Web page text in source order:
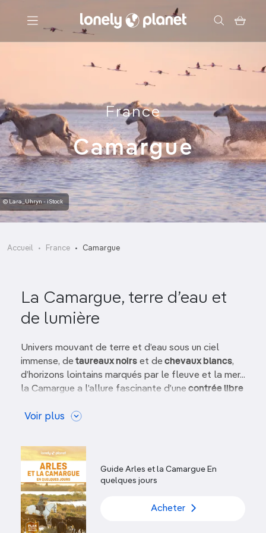
Menu
Votre recherche
France
Camargue
© Lara_Uhryn - iStock
Accueil France Camargue
La Camargue, terre d’eau et
de lumière
Univers mouvant de terre et d’eau sous un ciel
immense, detaureaux noirs et dechevaux blancs,
d’horizons lointains marqués par le fleuve et la mer...
la Camargue a l’allure fascinante d’une contrée libre
s’apprivoise. Et, si les hommes ont réussi à se faire
ingénieurs, pêcheurs et agriculteurs ont contribué,
tels des pionniers et des pionnières, à modeler ce
paysage unique.
La Camargue se découvre à cheval, à pied ou
encore à vélo. Il faut prendre son temps, seule
Voir plus
Guide Arles et la Camargue En
quelques jours
Acheter